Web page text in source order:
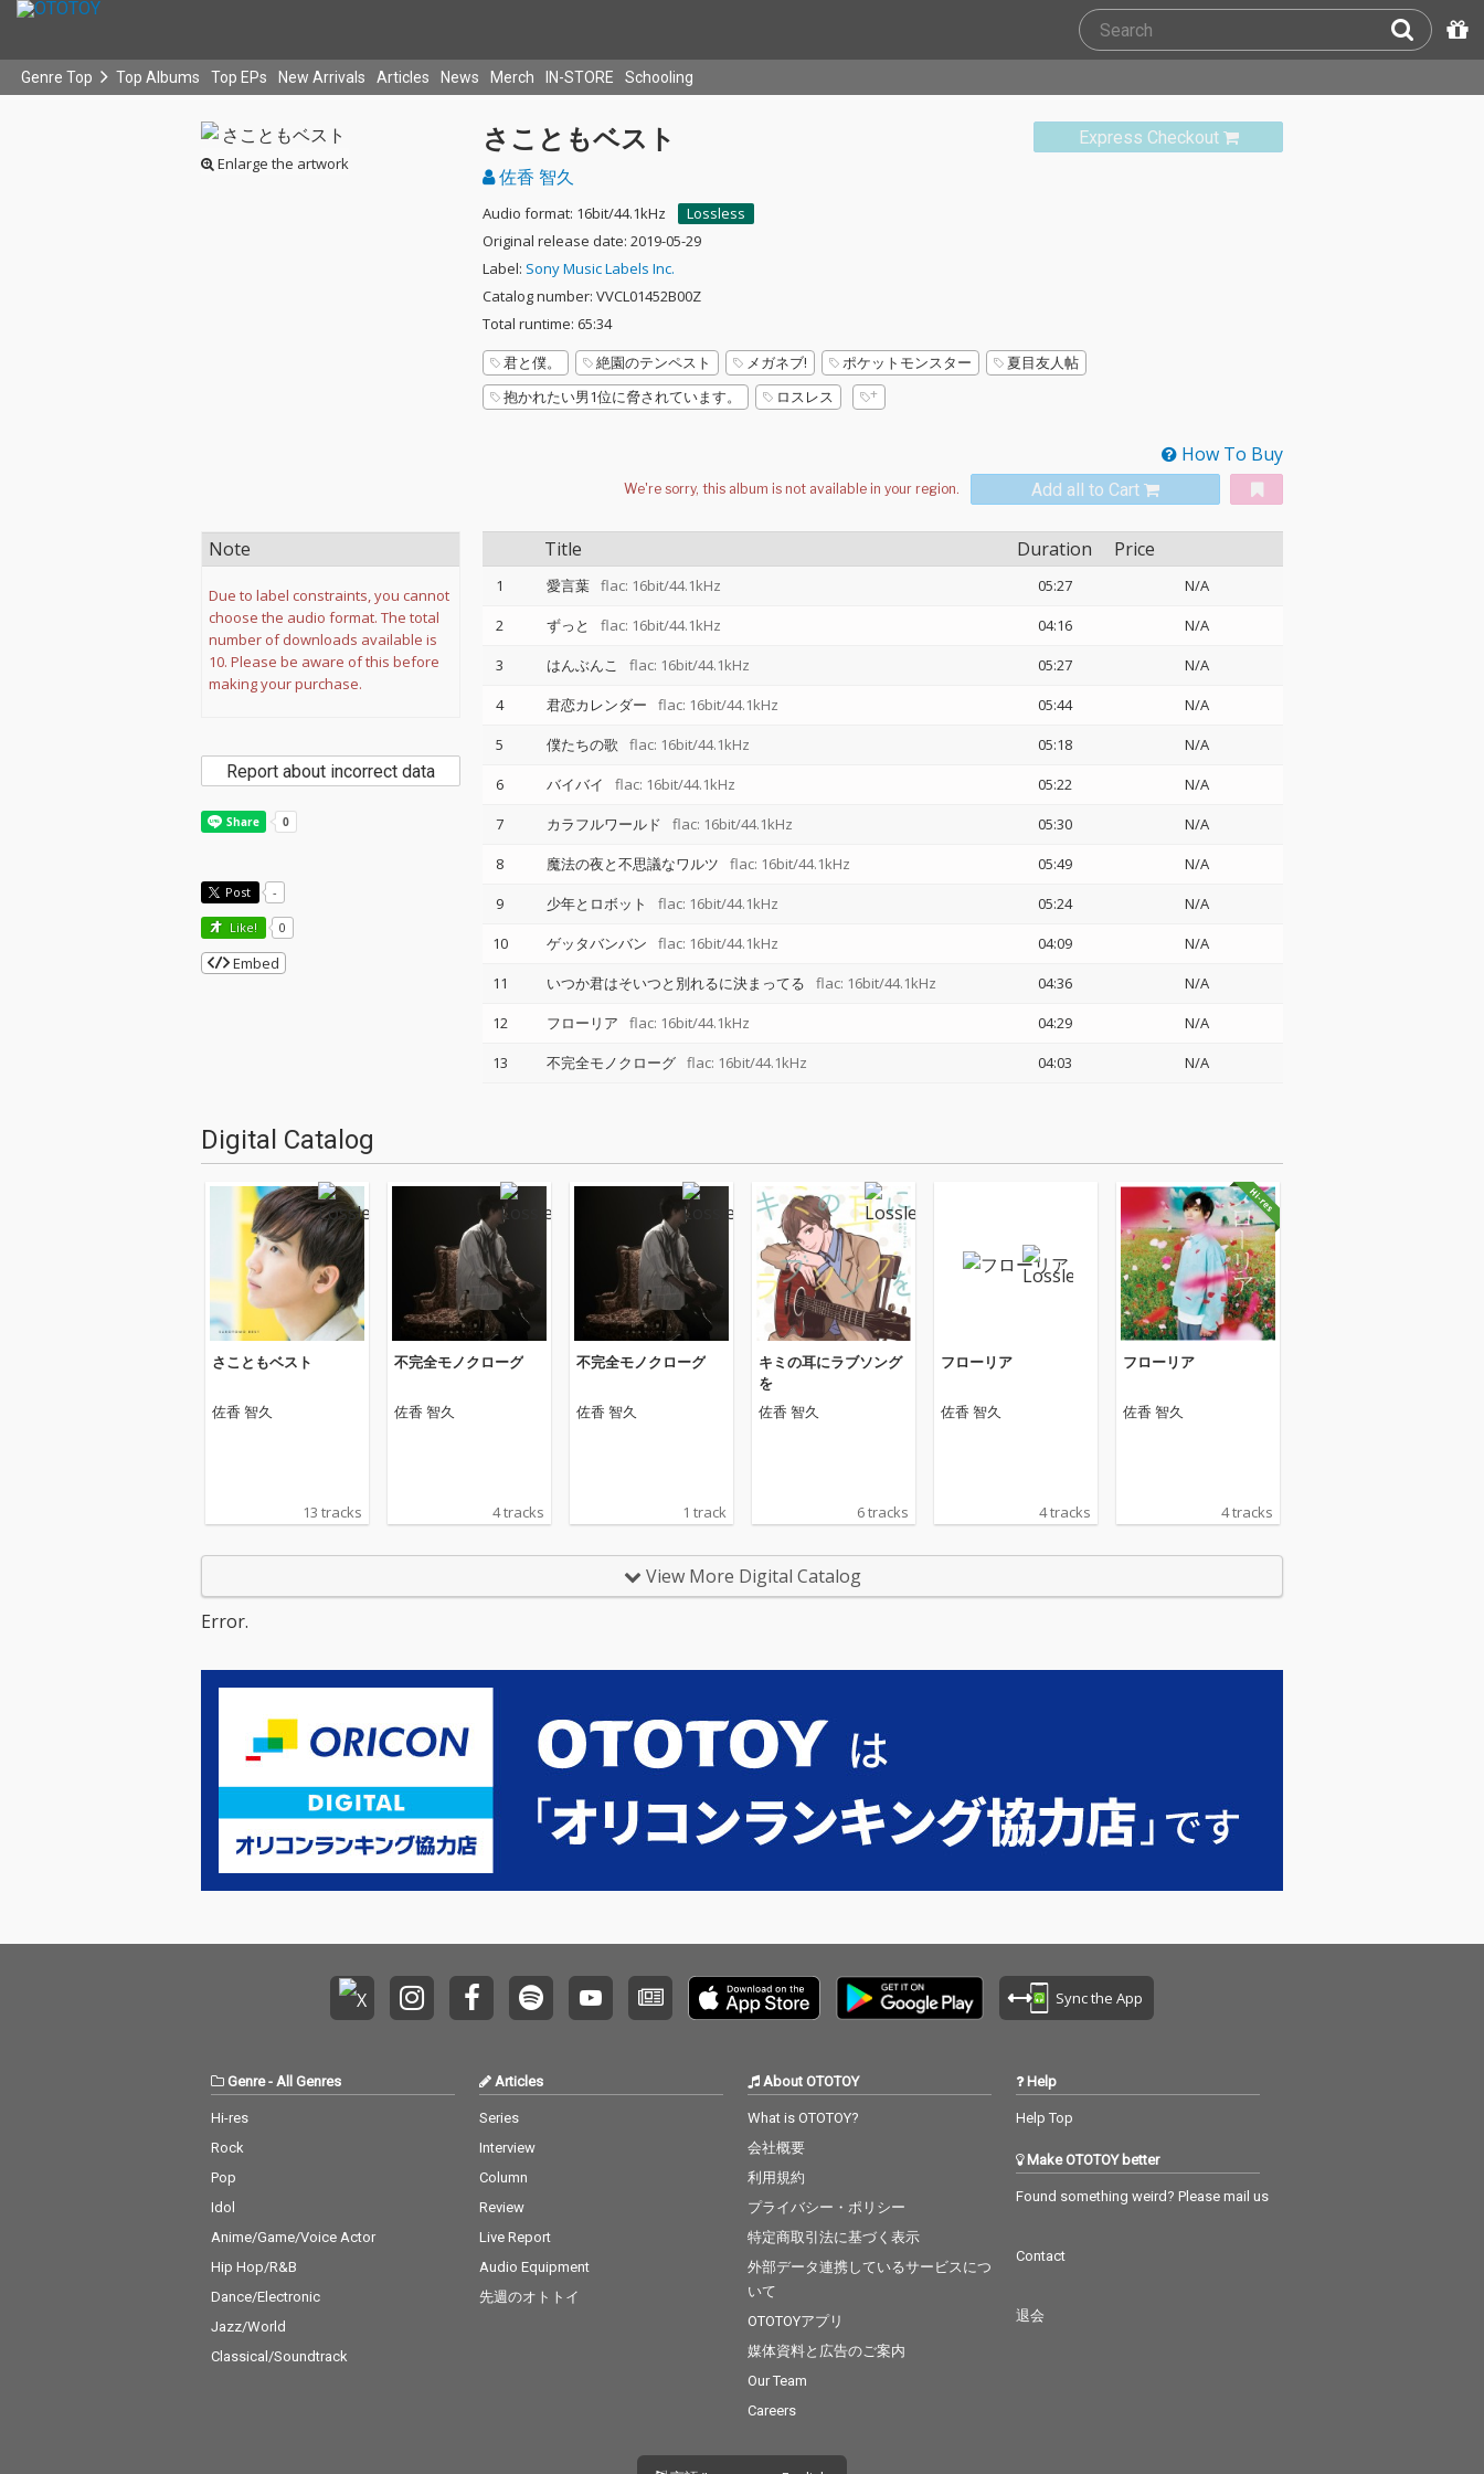
Genre Top Top Albums Top EPs New Arrivals Articles News Merch IN-STORE Schooling
Enlarge the artwork
Express Checkout
さこともベスト
佐香 智久
Audio format: 16bit/44.1kHz
Lossless
Original release date: 2019-05-29
Label: Sony Music Labels Inc.
Catalog number: VVCL01452B00Z
Total runtime: 65:34
君と僕。
絶園のテンペスト メガネブ! ポケットモンスター
夏目友人帖
抱かれたい男1位に脅されています。
ロスレス
How To Buy
Add all to Cart
Title Duration Price
1 愛言葉 flac: 16bit/44.1kHz 05:27
N/A
2
ずっと flac: 16bit/44.1kHz 04:16
N/A
3
はんぶんこ flac: 16bit/44.1kHz 05:27
N/A
4
君恋カレンダー flac: 16bit/44.1kHz 05:44
N/A
5
僕たちの歌 flac: 16bit/44.1kHz 05:18
N/A
6
バイバイ flac: 16bit/44.1kHz 05:22
N/A
7
カラフルワールド flac: 16bit/44.1kHz 05:30
N/A
8
魔法の夜と不思議なワルツ flac: 16bit/44.1kHz 05:49
N/A
9
少年とロボット flac: 16bit/44.1kHz 05:24
N/A
10
ゲッタバンバン flac: 16bit/44.1kHz 04:09
N/A
11
いつか君はそいつと別れるに決まってる flac: 16bit/44.1kHz 04:36
N/A
12
フローリア flac: 16bit/44.1kHz 04:29
N/A
13
不完全モノクローグ flac: 16bit/44.1kHz 04:03 N/A
Note
Due to label constraints, you cannot
choose the audio format. The total
number of downloads available is
10. Please be aware of this before
making your purchase.
Report about incorrect data
Post -
Like! 0
Embed
Digital Catalog
さこともベスト
佐香 智久
13 tracks
不完全モノクローグ
佐香 智久
4 tracks
不完全モノクローグ
佐香 智久
1 track
キミの耳にラブソング
を
佐香 智久
6 tracks
フローリア
佐香 智久
4 tracks
フローリア
佐香 智久
4 tracks
View More Digital Catalog
Error.
Sync the App
Genre- All Genres
Hi-res
Rock
Pop
Idol
Anime/Game/Voice Actor
Hip Hop/R&B
Dance/Electronic
Jazz/World
Classical/Soundtrack
Articles
Series
Interview
Column
Review
Live Report
Audio Equipment
先週のオトトイ
About OTOTOY
What is OTOTOY?
会社概要
利用規約
プライバシー・ポリシー
特定商取引法に基づく表示
外部データ連携しているサービスにつ
いて
OTOTOYアプリ
媒体資料と広告のご案内
Our Team
Careers
Help
Help Top
Make OTOTOY better
Found something weird? Please mail us
Contact
退会